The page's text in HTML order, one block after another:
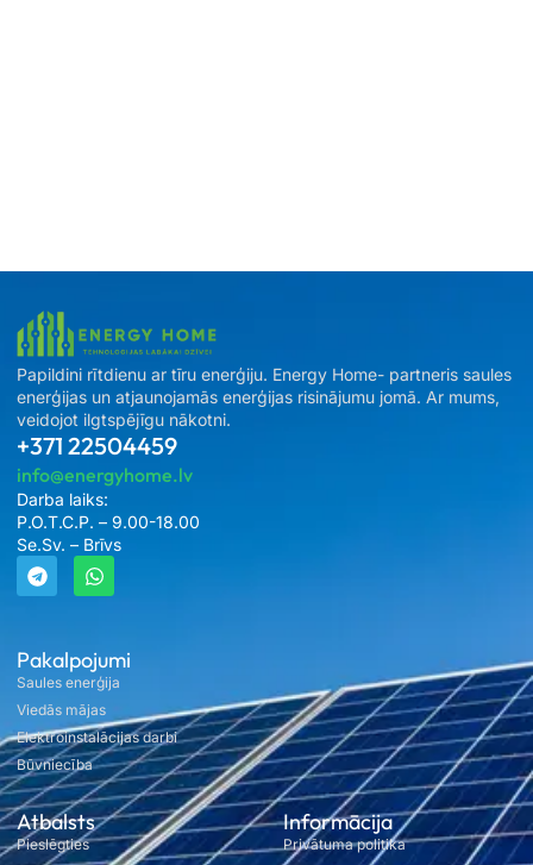
Pakalpojumi
Saules enerģija
Viedās mājas
Elektroinstalācijas darbi
Būvniecība
Atbalsts
Pieslēgties
Informācija
Privātuma politika
Papildini rītdienu ar tīru enerģiju. Energy Home- partneris saules
enerģijas un atjaunojamās enerģijas risinājumu jomā. Ar mums,
veidojot ilgtspējīgu nākotni.
+371 22504459
info@energyhome.lv
Darba laiks:
P.O.T.C.P. – 9.00-18.00
Se.Sv. – Brīvs